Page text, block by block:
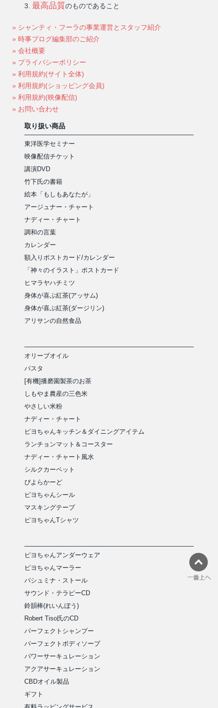
最高品質のものであること
» シャンティ・フーラの事業運営とスタッフ紹介
» 時事ブログ編集部のご紹介
» 会社概要
» プライバシーポリシー
» 利用規約(サイト全体)
» 利用規約(ショッピング会員)
» 利用規約(映像配信)
» お問い合わせ
取り扱い商品
東洋医学セミナー
映像配信チケット
講演DVD
竹下氏の書籍
絵本「もしもあなたが」
アージュナー・チャート
ナディー・チャート
調和の言葉
カレンダー
額入りポストカード/カレンダー
「神々のイラスト」ポストカード
ヒマラヤハチミツ
身体が喜ぶ紅茶(アッサム)
身体が喜ぶ紅茶(ダージリン)
アリサンの自然食品
オリーブオイル
パスタ
[有機]播磨園製茶のお茶
しもやま農産の三色米
やさしい米粉
ナディー・チャート
ピヨちゃんキッチン＆ダイニングアイテム
ランチョンマット＆コースター
ナディー・チャート風水
シルクカーペット
ぴよらかーど
ピヨちゃんシール
マスキングテープ
ピヨちゃんTシャツ
ピヨちゃんアンダーウェア
ピヨちゃんマーラー
パシュミナ・ストール
サウンド・テラピーCD
鈴韻棒(れいんぼう)
Robert Tiso氏のCD
パーフェクトシャンプー
パーフェクトボディソープ
パワーサーキュレーション
アクアサーキュレーション
CBDオイル製品
ギフト